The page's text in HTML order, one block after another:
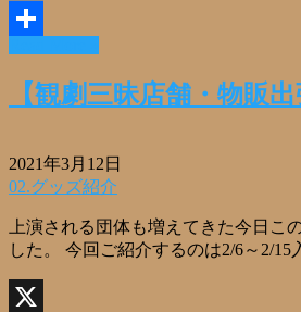
Email
共
【観劇三昧店舗・物販
2021年3月12日
02.グッズ紹介
上演される団体も増えてきた今日
した。 今回ご紹介するのは2/6～2/